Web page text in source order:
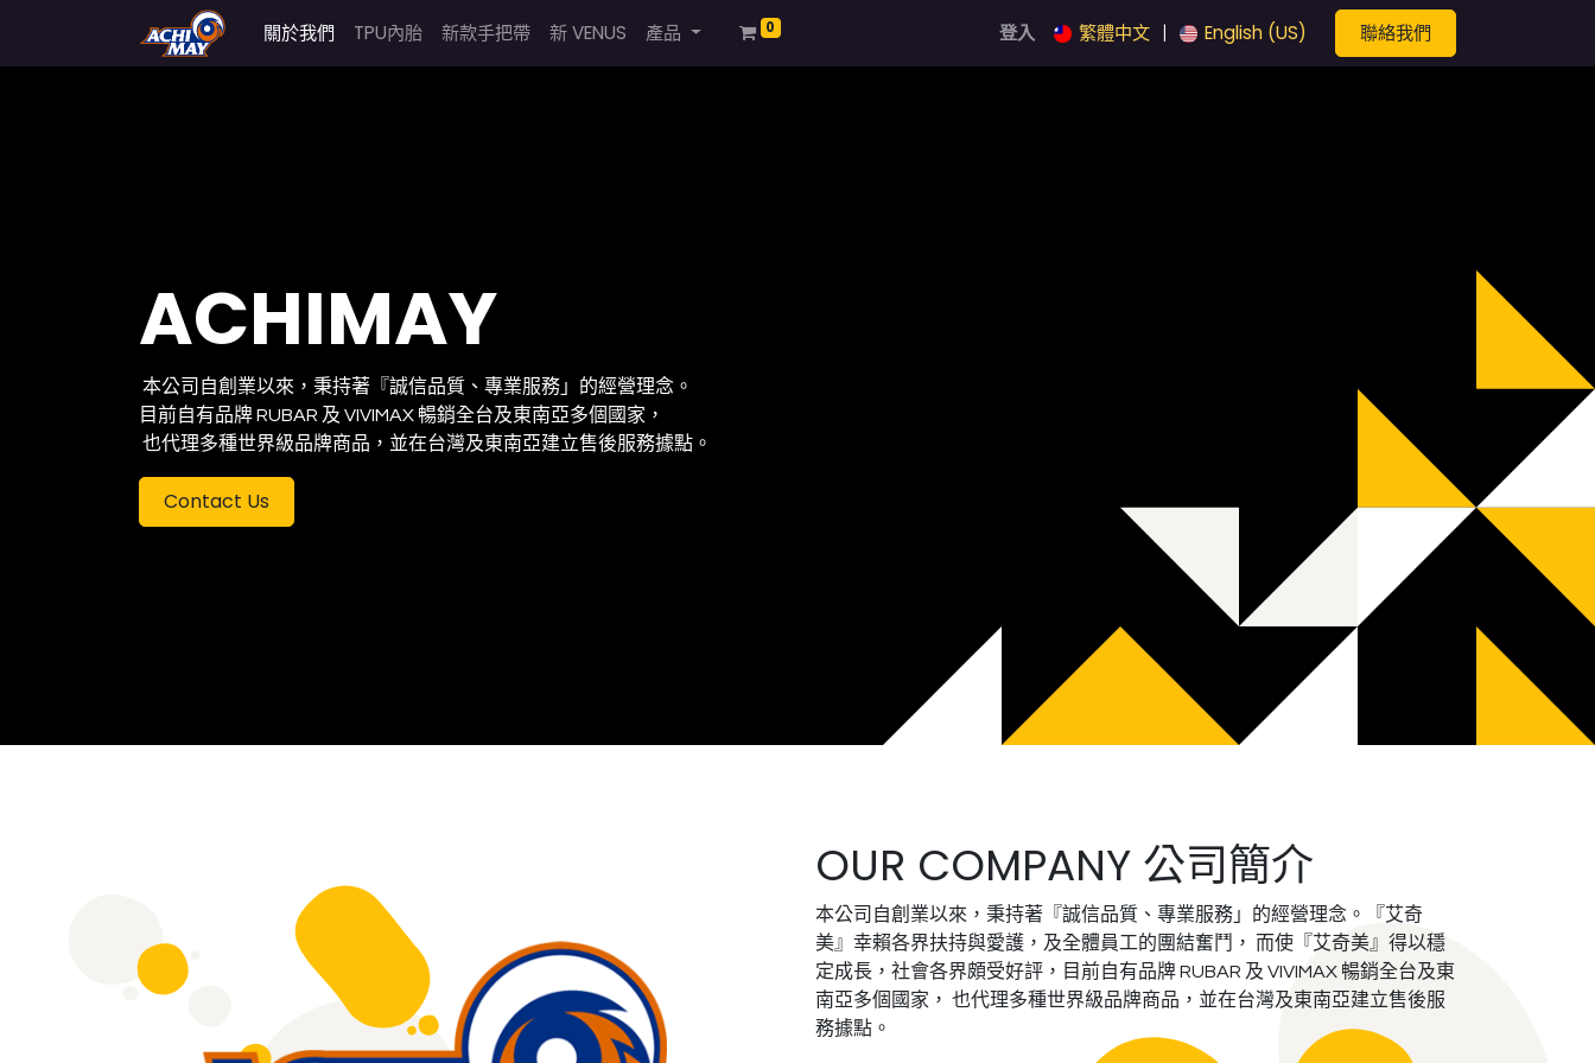
關於我們 TPU內胎 新款手把帶 新 VENUS 產品 0 登入 繁體中文 English (US) 聯絡我們
ACHIMAY
本公司自創業以來，秉持著『誠信品質、專業服務」的經營理念。
目前自有品牌 RUBAR 及 VIVIMAX 暢銷全台及東南亞多個國家，
也代理多種世界級品牌商品，並在台灣及東南亞建立售後服務據點。
Contact Us
OUR COMPANY 公司簡介
本公司自創業以來，秉持著『誠信品質、專業服務」的經營理念。『艾奇
美』幸賴各界扶持與愛護，及全體員工的團結奮鬥， 而使『艾奇美』得以穩
定成長，社會各界頗受好評，目前自有品牌 RUBAR 及 VIVIMAX 暢銷全台及東
南亞多個國家， 也代理多種世界級品牌商品，並在台灣及東南亞建立售後服
務據點。